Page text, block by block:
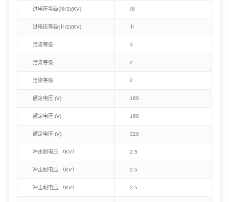
过电压等级(Ⅲ/3)(KV)
过电压等级(Ⅱ/2)(KV)
污染等级 3
污染等级 2
污染等级 2
额定电压 (V) 160
额定电压 (V) 160
额定电压 (V) 320
冲击耐电压 （KV） 2.5
冲击耐电压 （KV） 2.5
冲击耐电压 （KV） 2.5